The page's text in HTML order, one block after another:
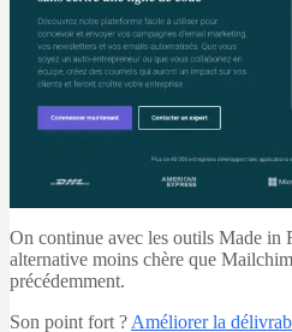
On continue avec les outils Made in
alternative moins chère que
précédemment.
Son point fort ? Améliorer la